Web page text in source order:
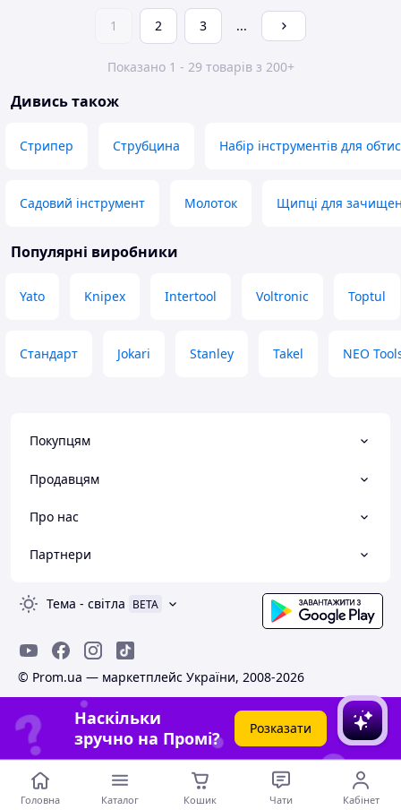
1 2 3 ...
Показано 1 - 29 товарів з 200+
Дивись також
Стрипер Струбцина Набір інструментів для
Садовий інструмент Молоток Щипці для
Популярні виробники
Yato Knipex Intertool Voltronic Toptul
Стандарт Jokari Stanley Takel NEO
Покупцям
Продавцям
Про нас
Партнери
Тема - світла BETA
© Prom.ua — маркетплейс України, 2008-2026
Наскільки
зручно на Промі?
Розказати
Головна Каталог Кошик Чати Кабінет